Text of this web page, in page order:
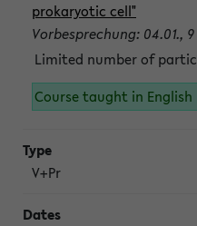
prokaryotic cell"
Vorbesprechung: 04.01., 9
Limited number of
Course taught in English
V+Pr